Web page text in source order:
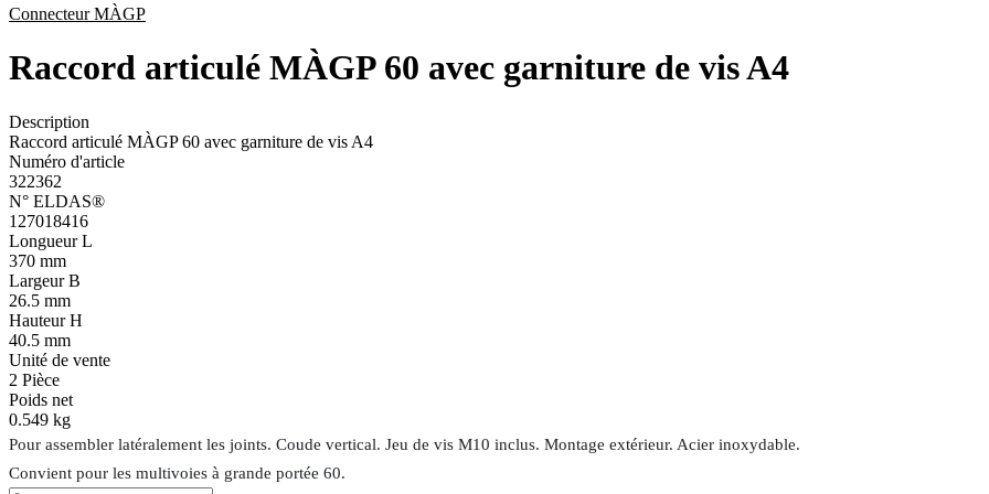
Connecteur MÀGP
Raccord articulé MÀGP 60 avec garniture de vis A4
Description
Raccord articulé MÀGP 60 avec garniture de vis A4
Numéro d'article
322362
N° ELDAS®
127018416
Longueur L
370 mm
Largeur B
26.5 mm
Hauteur H
40.5 mm
Unité de vente
2 Pièce
Poids net
0.549 kg
Pour assembler latéralement les joints. Coude vertical. Jeu de vis M10 inclus. Montage extérieur. Acier inoxydable.
Convient pour les multivoies à grande portée 60.